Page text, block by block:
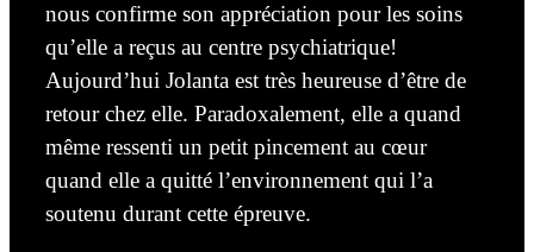
nous confirme son appréciation pour les soins
qu’elle a reçus au centre psychiatrique!
Aujourd’hui Jolanta est très heureuse d’être de
retour chez elle. Paradoxalement, elle a quand
même ressenti un petit pincement au cœur
quand elle a quitté l’environnement qui l’a
soutenu durant cette épreuve.